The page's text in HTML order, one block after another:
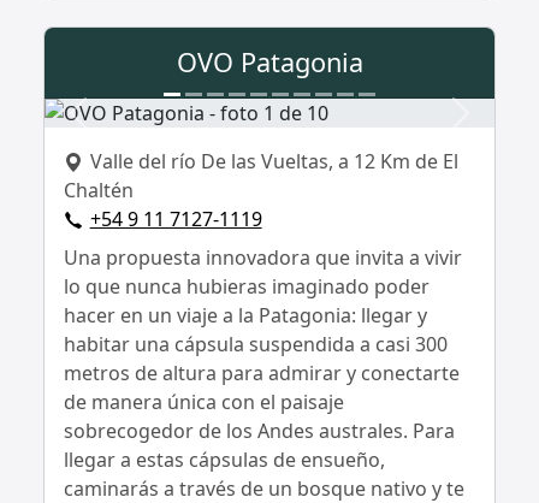
OVO Patagonia
Valle del río De las Vueltas, a 12 Km de El
Chaltén
+54 9 11 7127-1119
Una propuesta innovadora que invita a vivir
lo que nunca hubieras imaginado poder
hacer en un viaje a la Patagonia: llegar y
habitar una cápsula suspendida a casi 300
metros de altura para admirar y conectarte
de manera única con el paisaje
sobrecogedor de los Andes australes. Para
llegar a estas cápsulas de ensueño,
caminarás a través de un bosque nativo y te
Anterior